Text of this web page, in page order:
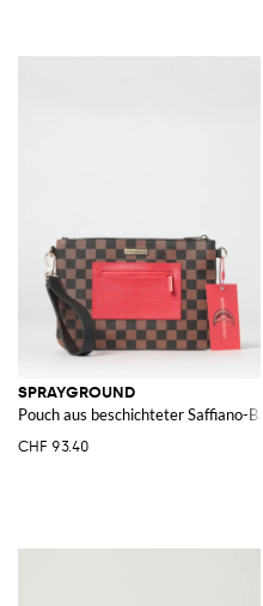
SPRAYGROUND
Pouch aus beschichteter Saffiano-
CHF 93.40